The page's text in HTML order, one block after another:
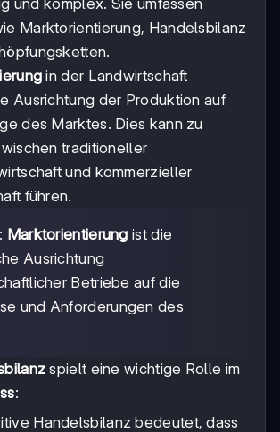
Marktorientierung, Handelsbilanz
in der Landwirtschaft
Ausrichtung der Produktion auf
des Marktes. Dies kann zu
traditioneller
und kommerzieller
führen.
: Marktorientierung ist die
Ausrichtung
Betriebe auf die
und Anforderungen des
spielt eine wichtige Rolle im
:
Handelsbilanz bedeutet, dass